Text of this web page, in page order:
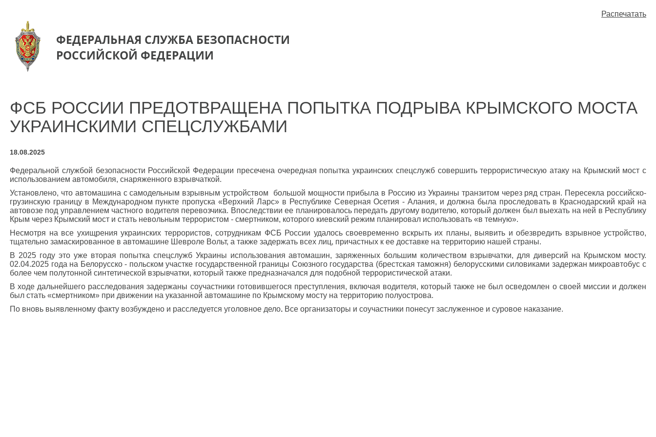
ФЕДЕРАЛЬНАЯ СЛУЖБА БЕЗОПАСНОСТИ
РОССИЙСКОЙ ФЕДЕРАЦИИ
Распечатать
ФСБ РОССИИ ПРЕДОТВРАЩЕНА ПОПЫТКА ПОДРЫВА КРЫМСКОГО МОСТА
УКРАИНСКИМИ СПЕЦСЛУЖБАМИ
18.08.2025
Федеральной службой безопасности Российской Федерации пресечена очередная попытка украинских спецслужб совершить террористическую атаку на Крымский мост с
использованием автомобиля, снаряженного взрывчаткой.
Установлено, что автомашина с самодельным взрывным устройством большой мощности прибыла в Россию из Украины транзитом через ряд стран. Пересекла российско-
грузинскую границу в Международном пункте пропуска «Верхний Ларс» в Республике Северная Осетия - Алания, и должна была проследовать в Краснодарский край на
автовозе под управлением частного водителя перевозчика. Впоследствии ее планировалось передать другому водителю, который должен был выехать на ней в Республику
Крым через Крымский мост и стать невольным террористом - смертником, которого киевский режим планировал использовать «в темную».
Несмотря на все ухищрения украинских террористов, сотрудникам ФСБ России удалось своевременно вскрыть их планы, выявить и обезвредить взрывное устройство,
тщательно замаскированное в автомашине Шевроле Вольт, а также задержать всех лиц, причастных к ее доставке на территорию нашей страны.
В 2025 году это уже вторая попытка спецслужб Украины использования автомашин, заряженных большим количеством взрывчатки, для диверсий на Крымском мосту.
02.04.2025 года на Белорусско - польском участке государственной границы Союзного государства (брестская таможня) белорусскими силовиками задержан микроавтобус с
более чем полутонной синтетической взрывчатки, который также предназначался для подобной террористической атаки.
В ходе дальнейшего расследования задержаны соучастники готовившегося преступления, включая водителя, который также не был осведомлен о своей миссии и должен
был стать «смертником» при движении на указанной автомашине по Крымскому мосту на территорию полуострова.
По вновь выявленному факту возбуждено и расследуется уголовное дело. Все организаторы и соучастники понесут заслуженное и суровое наказание.